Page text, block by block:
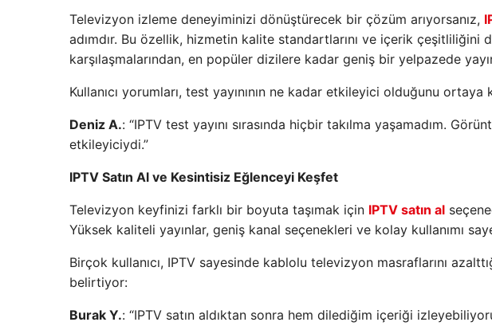
Televizyon izleme deneyiminizi dönüştürecek bir çözüm arıyorsanız,
adımdır. Bu özellik, hizmetin kalite standartlarını ve içerik çeşitliliğini
karşılaşmalarından, en popüler dizilere kadar geniş bir yelpazede
Kullanıcı yorumları, test yayınının ne kadar etkileyici olduğunu ortaya
Deniz A.: “IPTV test yayını sırasında hiçbir takılma yaşamadım.
etkileyiciydi.”
IPTV Satın Al ve Kesintisiz Eğlenceyi Keşfet
Televizyon keyfinizi farklı bir boyuta taşımak için IPTV satın al
Yüksek kaliteli yayınlar, geniş kanal seçenekleri ve kolay kullanımı
Birçok kullanıcı, IPTV sayesinde kablolu televizyon masraflarını
belirtiyor:
Burak Y.: “IPTV satın aldıktan sonra hem dilediğim içeriği